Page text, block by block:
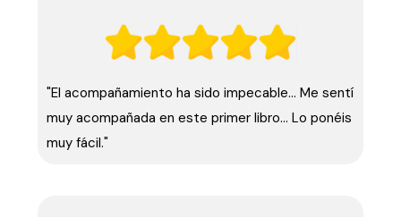
"El acompañamiento ha sido impecable… Me sentí
muy acompañada en este primer libro… Lo ponéis
muy fácil."